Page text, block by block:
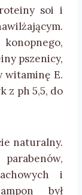
soi i
pszenicy,
witaminę E.
z ph 5,5, do
naturalny.
i
był